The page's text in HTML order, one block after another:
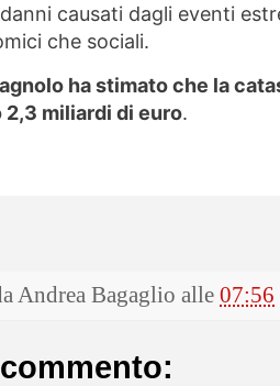
causati dagli eventi
che sociali.
ha stimato che la
2,3 miliardi di euro.
Andrea Bagaglio alle 07:56